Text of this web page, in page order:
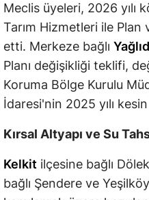
Meclis üyeleri, 2026 yılı
Tarım Hizmetleri ile
etti. Merkeze bağlı
Planı değişikliği teklifi,
Koruma Bölge Kurulu
İdaresi'nin 2025 yılı
Kırsal Altyapı ve Su
Kelkit ilçesine bağlı
bağlı Şendere ve